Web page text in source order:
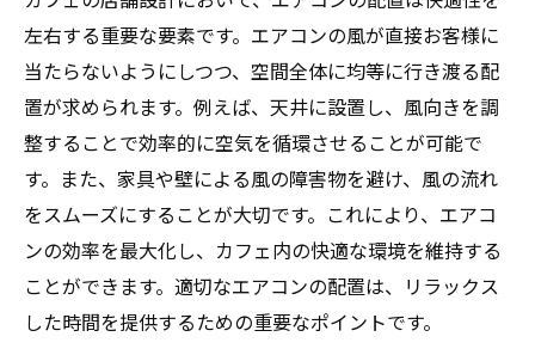
左右する重要な要素です。エアコンの風が直接お客様に
当たらないようにしつつ、空間全体に均等に行き渡る配
置が求められます。例えば、天井に設置し、風向きを調
整することで効率的に空気を循環させることが可能で
す。また、家具や壁による風の障害物を避け、風の流れ
をスムーズにすることが大切です。これにより、エアコ
ンの効率を最大化し、カフェ内の快適な環境を維持する
ことができます。適切なエアコンの配置は、リラックス
した時間を提供するための重要なポイントです。